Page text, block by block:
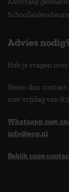
Advies
Heb je vragen
Neem dan contact
met vrijdag van
Whatsapp met
info@aog.nl
Bekijk onze